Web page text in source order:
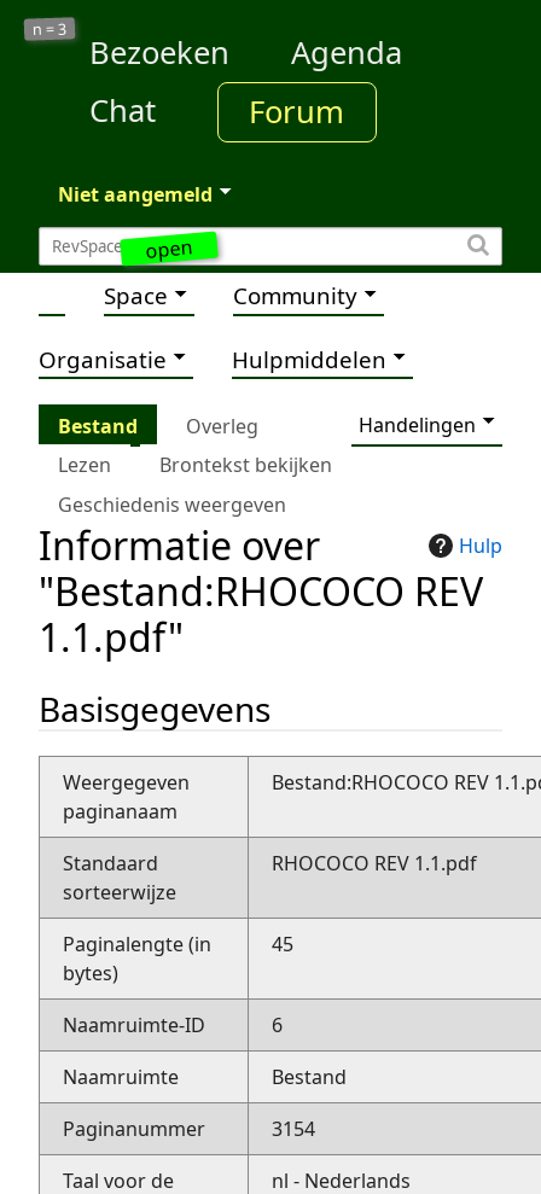
open
n =3
Bezoeken
Agenda
Chat
Forum
Niet aangemeld
Space Community
Organisatie Hulpmiddelen
Bestand Overleg
Handelingen
Lezen
Brontekst bekijken
Geschiedenis weergeven
Hulp
Informatie over
"Bestand:RHOCOCO REV
1.1.pdf"
Basisgegevens
Weergegeven
paginanaam
Bestand:RHOCOCO REV
Standaard
sorteerwijze
RHOCOCO REV 1.1.pdf
Paginalengte (in
bytes)
45
Naamruimte-ID
6
Naamruimte
Bestand
Paginanummer
3154
Taal voor de
nl - Nederlands